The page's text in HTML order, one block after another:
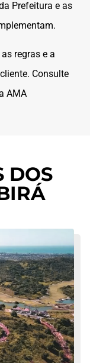
Prefeitura e as
regras e a
Consulte
AMA
DOS